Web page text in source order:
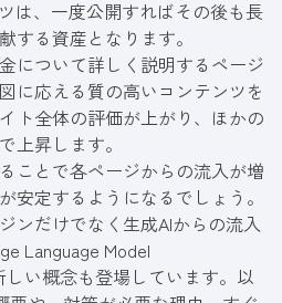
は、一度公開すればその後も長
する資産となります。
について詳しく説明するページ
に応える質の高いコンテンツを
ト全体の評価が上がり、ほかの
上昇します。
ことで各ページからの流入が増
安定するようになるでしょう。
ンだけでなく生成AIからの流入
Language Model
い概念も登場しています。以